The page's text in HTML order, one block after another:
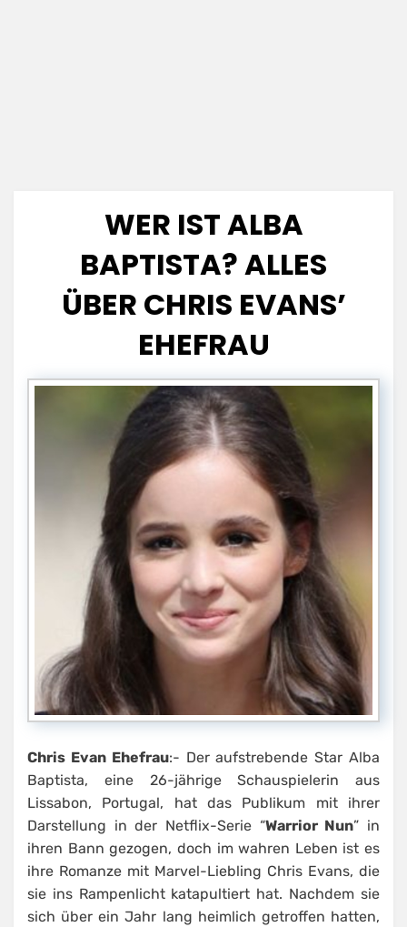
WER IST ALBA
BAPTISTA? ALLES
ÜBER CHRIS EVANS’
EHEFRAU
Chris Evan Ehefrau:- Der aufstrebende Star Alba
Baptista, eine 26-jährige Schauspielerin aus
Lissabon, Portugal, hat das Publikum mit ihrer
Darstellung in der Netflix-Serie “Warrior Nun” in
ihren Bann gezogen, doch im wahren Leben ist es
ihre Romanze mit Marvel-Liebling Chris Evans, die
sie ins Rampenlicht katapultiert hat. Nachdem sie
sich über ein Jahr lang heimlich getroffen hatten,